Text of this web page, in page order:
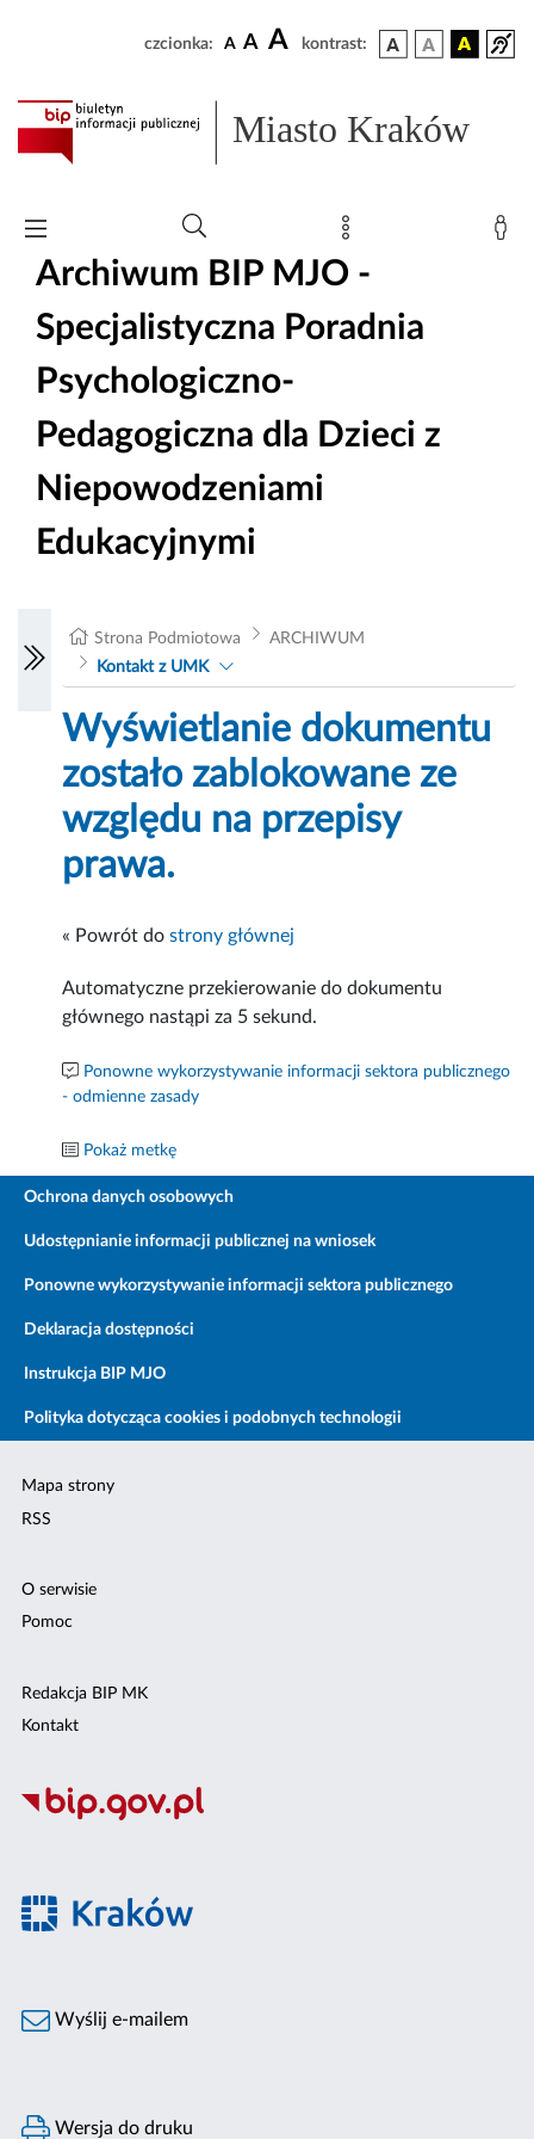
czcionka: A A A kontrast:
Miasto Kraków
Archiwum BIP MJO -
Specjalistyczna Poradnia
Psychologiczno-
Pedagogiczna dla Dzieci z
Niepowodzeniami
Edukacyjnymi
Strona Podmiotowa
ARCHIWUM
Kontakt z UMK
Wyświetlanie dokumentu
zostało zablokowane ze
względu na przepisy
prawa.
« Powrót dostrony głównej
Automatyczne przekierowanie do dokumentu
głównego nastąpi za 5 sekund.
Ponowne wykorzystywanie informacji sektora publicznego
- odmienne zasady
Pokaż metkę
Ochrona danych osobowych
Udostępnianie informacji publicznej na wniosek
Ponowne wykorzystywanie informacji sektora publicznego
Deklaracja dostępności
Instrukcja BIP MJO
Polityka dotycząca cookies i podobnych technologii
Mapa strony
RSS
O serwisie
Pomoc
Redakcja BIP MK
Kontakt
Wyślij e-mailem
Wersja do druku